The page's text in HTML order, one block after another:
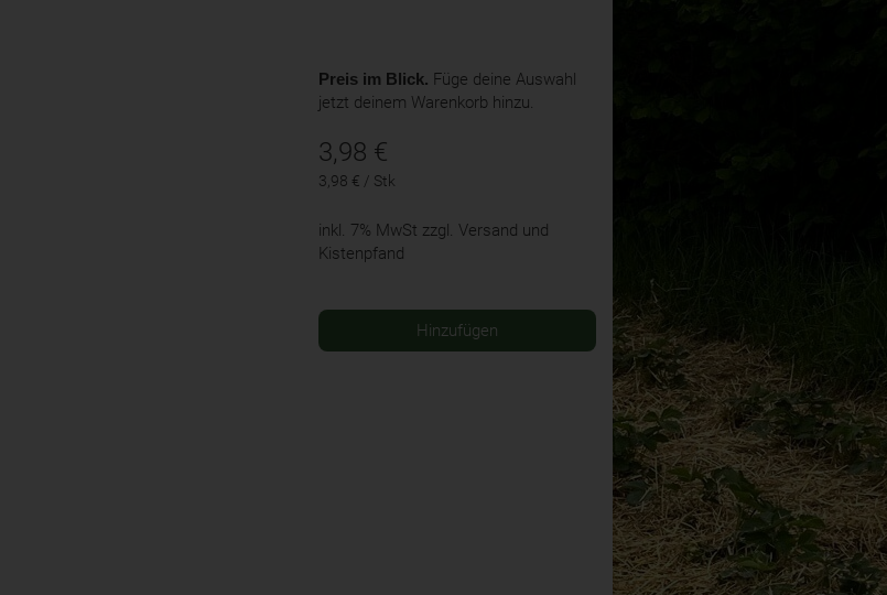
Preis im Blick. Füge deine Auswahl
jetzt deinem Warenkorb hinzu.
3,98 €
3,98 € / Stk
inkl. 7% MwSt zzgl. Versand und
Kistenpfand
Hinzufügen